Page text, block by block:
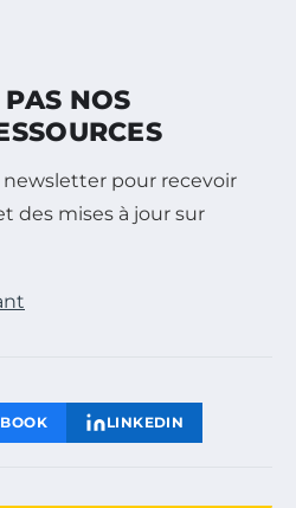
NOS
pour recevoir
des mises à jour sur
LINKEDIN